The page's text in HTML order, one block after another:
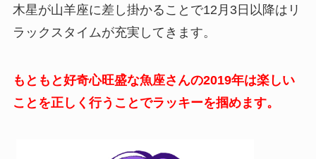
木星が山羊座に差し掛かることで12月3日以降はリ
ラックスタイムが充実してきます。
もともと好奇心旺盛な魚座さんの2019年は楽しい
ことを正しく行うことでラッキーを掴めます。